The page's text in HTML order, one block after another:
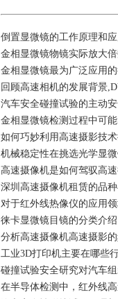
倒置显微镜的工作原理和
金相显微镜物镜实际放大
金相显微镜最为广泛应用
回顾高速相机的发展背景
汽车安全碰撞试验的主动
金相显微镜检测过程中可
如何巧妙利用高速摄影技
机械稳定性在挑选光学显
高速摄像机是如何驾驭高
深圳高速摄像机租赁的品
对于红外线热像仪的应用
徕卡显微镜目镜的分类介绍
分析高速摄像机高速摄影
工业3D打印机主要在哪些
碰撞试验安全研究对汽车
在半导体检测中，红外线